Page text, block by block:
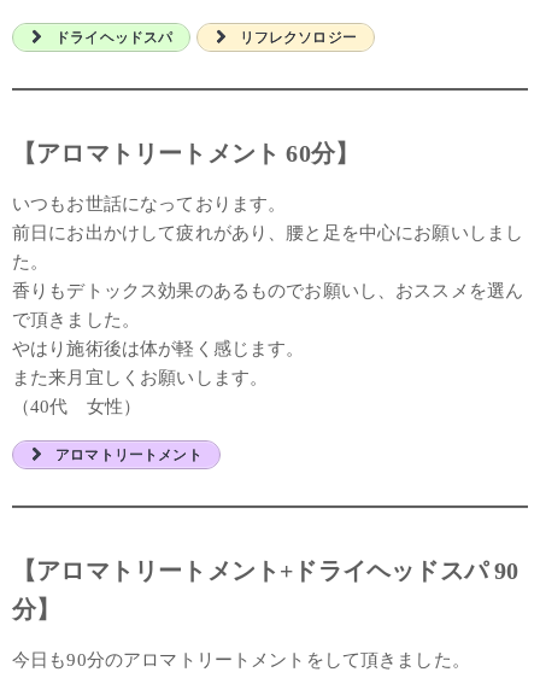
ドライヘッドスパ リフレクソロジー
【アロマトリートメント 60分】
いつもお世話になっております。
前日にお出かけして疲れがあり、腰と足を中心にお願いしまし
た。
香りもデトックス効果のあるものでお願いし、おススメを選ん
で頂きました。
やはり施術後は体が軽く感じます。
また来月宜しくお願いします。
（40代 女性）
アロマトリートメント
【アロマトリートメント+ドライヘッドスパ 90
分】
今日も90分のアロマトリートメントをして頂きました。